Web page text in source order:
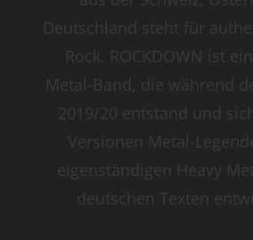
Deutschland steht für
Rock. ROCKDOWN ist
Metal-Band, die während
2019/20 entstand und
Versionen Metal-
eigenständigen Heavy
deutschen Texten